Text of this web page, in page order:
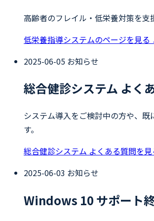
高齢者のフレイル・低栄養対策を支
低栄養指導システムのページを見る
2025-06-05 お知らせ
総合健診システム よく
システム導入をご検討中の方や、
す。
総合健診システム よくある質問を見
2025-06-03 お知らせ
Windows 10 サポート